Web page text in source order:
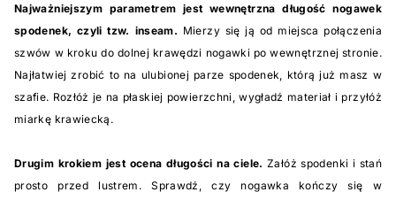
Najważniejszym parametrem jest wewnętrzna długość nogawek
spodenek, czyli tzw. inseam. Mierzy się ją od miejsca połączenia
szwów w kroku do dolnej krawędzi nogawki po wewnętrznej stronie.
Najłatwiej zrobić to na ulubionej parze spodenek, którą już masz w
szafie. Rozłóż je na płaskiej powierzchni, wygładź materiał i przyłóż
miarkę krawiecką.
Drugim krokiem jest ocena długości na ciele. Załóż spodenki i stań
prosto przed lustrem. Sprawdź, czy nogawka kończy się w